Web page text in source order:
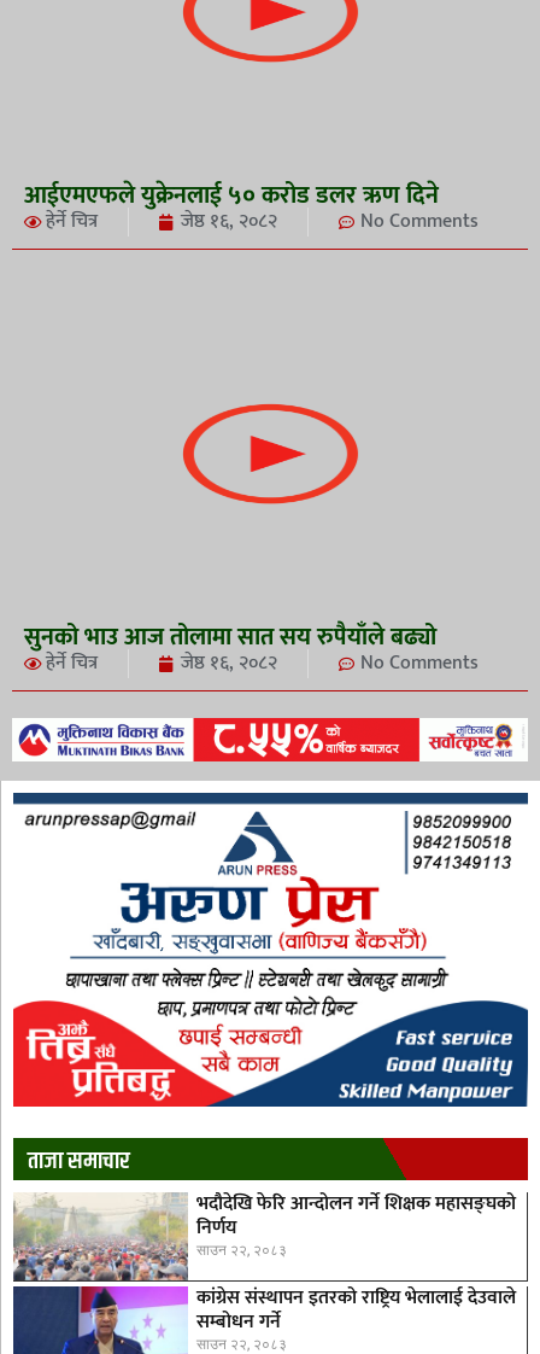
आईएमएफले युक्रेनलाई ५० करोड डलर ऋण दिने
हेर्ने चित्र जेष्ठ १६, २०८२ No Comments
सुनको भाउ आज तोलामा सात सय रुपैयाँले बढ्यो
हेर्ने चित्र जेष्ठ १६, २०८२ No Comments
ताजा समाचार
भदौदेखि फेरि आन्दोलन गर्ने शिक्षक महासङ्घको
निर्णय
साउन २२, २०८३
कांग्रेस संस्थापन इतरको राष्ट्रिय भेलालाई देउवाले
सम्बोधन गर्ने
साउन २२, २०८३